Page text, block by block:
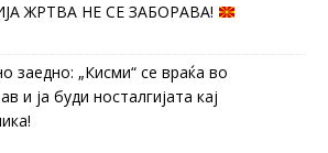
ЖРТВА НЕ СЕ ЗАБОРАВА!
заедно: „Кисми“ се враќа во
и ја буди носталгијата кај